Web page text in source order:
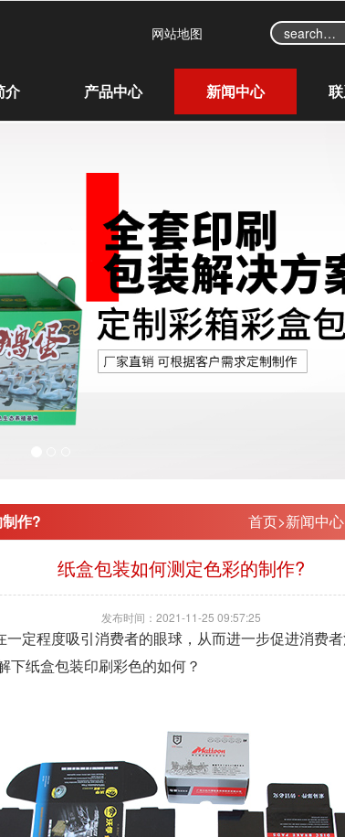
网站地图
介 产品中心 新闻中心
作? 首页>新闻中心
纸盒包装如何测定色彩的制作?
发布时间：2021-11-25 09:57:25
定程度吸引消费者的眼球，从而进一步促进消费
下纸盒包装印刷彩色的如何？